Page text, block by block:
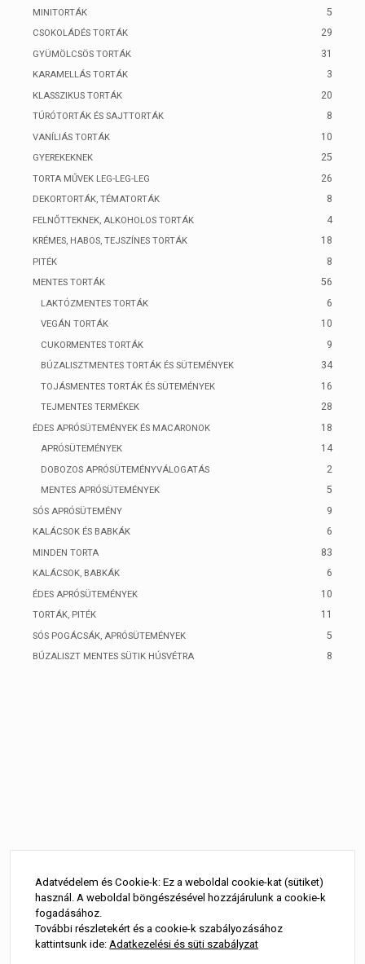
MINITORTÁK 5
CSOKOLÁDÉS TORTÁK 29
GYÜMÖLCSÖS TORTÁK 31
KARAMELLÁS TORTÁK 3
KLASSZIKUS TORTÁK 20
TÚRÓTORTÁK ÉS SAJTTORTÁK 8
VANÍLIÁS TORTÁK 10
GYEREKEKNEK 25
TORTA MŰVEK LEG-LEG-LEG 26
DEKORTORTÁK, TÉMATORTÁK 8
FELNŐTTEKNEK, ALKOHOLOS TORTÁK 4
KRÉMES, HABOS, TEJSZÍNES TORTÁK 18
PITÉK 8
MENTES TORTÁK 56
LAKTÓZMENTES TORTÁK 6
VEGÁN TORTÁK 10
CUKORMENTES TORTÁK 9
BÚZALISZTMENTES TORTÁK ÉS SÜTEMÉNYEK 34
TOJÁSMENTES TORTÁK ÉS SÜTEMÉNYEK 16
TEJMENTES TERMÉKEK 28
ÉDES APRÓSÜTEMÉNYEK ÉS MACARONOK 18
APRÓSÜTEMÉNYEK 14
DOBOZOS APRÓSÜTEMÉNYVÁLOGATÁS 2
MENTES APRÓSÜTEMÉNYEK 5
SÓS APRÓSÜTEMÉNY 9
KALÁCSOK ÉS BABKÁK 6
MINDEN TORTA 83
KALÁCSOK, BABKÁK 6
ÉDES APRÓSÜTEMÉNYEK 10
TORTÁK, PITÉK 11
SÓS POGÁCSÁK, APRÓSÜTEMÉNYEK 5
BÚZALISZT MENTES SÜTIK HÚSVÉTRA 8
Adatvédelem és Cookie-k: Ez a weboldal cookie-kat (sütiket)
használ. A weboldal böngészésével hozzájárulunk a cookie-k
fogadásához.
További részletekért és a cookie-k szabályozásához
kattintsunk ide:Adatkezelési és süti szabályzat